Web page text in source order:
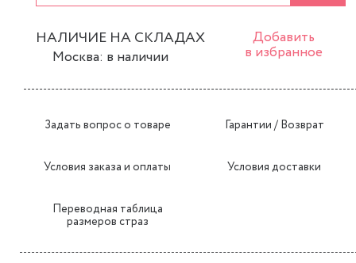
НАЛИЧИЕ НА СКЛАДАХ
Москва: в наличии
Добавить
в избранное
Задать вопрос о товаре Гарантии / Возврат
Условия заказа и оплаты Условия доставки
Переводная таблица
размеров страз